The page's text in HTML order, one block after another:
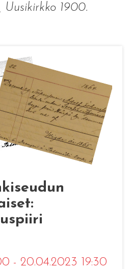
Uusikirkko 1900.
- 20.04.2023 19:30